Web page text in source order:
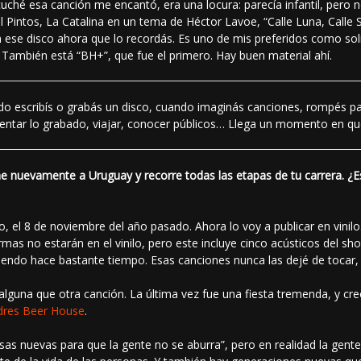
esa canción me encantó, era una locura: parecía infantil, pero
La Catalina en un tema de Héctor Lavoe, “Calle Luna, Calle
disco ahora que lo recordás. Es uno de mis preferidos como
está “BH+”, que fue el primero. Hay buen material ahí.
escribís o grabás un disco, cuando imaginás canciones, rompés
lo grabado, viajar, conocer públicos… Llega un momento en
nuevamente a Uruguay y recorre todas las etapas de tu carrera.
el 8 de noviembre del año pasado. Ahora lo voy a publicar en
no estarán en el vinilo, pero este incluye cinco acústicos del
hace bastante tiempo. Esas canciones nunca las dejé de
que otra canción. La última vez fue una fiesta tremenda, y
Beer House.
nuevas para que la gente no se aburra”, pero en realidad la